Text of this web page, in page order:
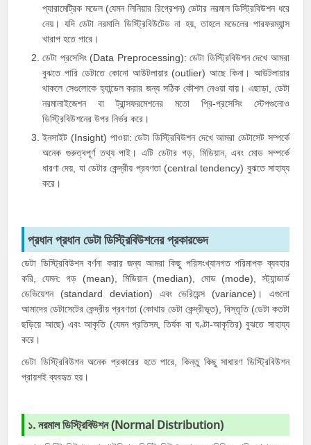
প্যারামেট্রিক মডেল (যেমন লিনিয়ার রিগ্রেশন) ডেটার নরমাল ডিস্ট্রিবিউশন ধরে
নেয়। যদি ডেটা নরমালি ডিস্ট্রিবিউটেড না হয়, তাহলে মডেলের পারফরম্যান্স
খারাপ হতে পারে।
ডেটা প্রসেসিং (Data Preprocessing): ডেটা ডিস্ট্রিবিউশন দেখে আমরা
বুঝতে পারি ডেটাতে কোনো আউটলায়ার (outlier) আছে কিনা। আউটলায়ার
থাকলে সেগুলোকে হ্যান্ডেল করার জন্য সঠিক কৌশল নেওয়া যায়। এছাড়া, ডেটা
নরমালাইজেশন বা ট্রান্সফরমেশনের মতো প্রি-প্রসেসিং স্টেপগুলোও
ডিস্ট্রিবিউশনের উপর নির্ভর করে।
ইনসাইট (Insight) পাওয়া: ডেটা ডিস্ট্রিবিউশন দেখে আমরা ডেটাসেট সম্পর্কে
অনেক গুরুত্বপূর্ণ তথ্য পাই। এটি ডেটার গড়, মিডিয়ান, এবং মোড সম্পর্কে
ধারণা দেয়, যা ডেটার কেন্দ্রীয় প্রবণতা (central tendency) বুঝতে সাহায্য
করে।
প্রধান প্রধান ডেটা ডিস্ট্রিবিউশনের প্রকারভেদ
ডেটা ডিস্ট্রিবিউশন বর্ণনা করার জন্য আমরা কিছু পরিসংখ্যানগত পরিমাপক ব্যবহার
করি, যেমন: গড় (mean), মিডিয়ান (median), মোড (mode), স্ট্যান্ডার্ড
ডেভিয়েশন (standard deviation) এবং ভেরিয়েন্স (variance)। এগুলো
আমাদের ডেটাসেটের কেন্দ্রীয় প্রবণতা (কোথায় ডেটা কেন্দ্রীভূত), বিস্তৃতি (ডেটা কতটা
ছড়িয়ে আছে) এবং আকৃতি (যেমন প্রতিসম, তির্যক বা ঘণ্টা-আকৃতির) বুঝতে সাহায্য
করে।
ডেটা ডিস্ট্রিবিউশন অনেক প্রকারের হতে পারে, কিন্তু কিছু সাধারণ ডিস্ট্রিবিউশন
প্রায়শই ব্যবহৃত হয়।
১. নরমাল ডিস্ট্রিবিউশন (Normal Distribution)